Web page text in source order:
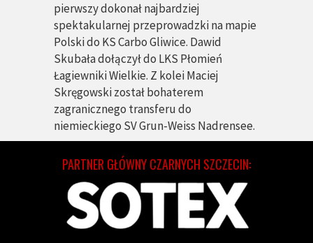
pierwszy dokonał najbardziej
spektakularnej przeprowadzki na mapie
Polski do KS Carbo Gliwice. Dawid
Skubała dołączył do LKS Płomień
Łagiewniki Wielkie. Z kolei Maciej
Skręgowski został bohaterem
zagranicznego transferu do
niemieckiego SV Grun-Weiss Nadrensee.
PARTNER GŁÓWNY CZARNYCH SZCZECIN: